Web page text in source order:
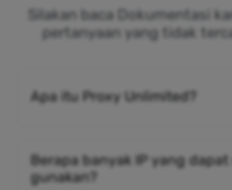
Silakan baca Dokumentasi
pertanyaan yang tidak
Apa itu Proxy Unlimited?
Berapa banyak IP yang dapat
gunakan?